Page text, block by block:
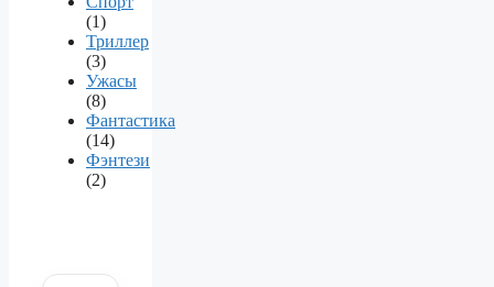
(1)
Триллер
(3)
Ужасы
(8)
Фантастика
(14)
Фэнтези
(2)